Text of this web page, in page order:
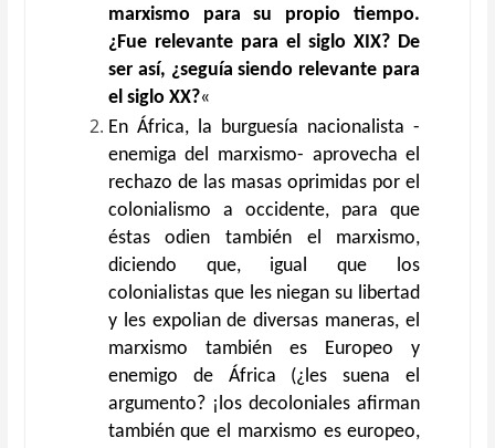
marxismo para su propio tiempo.
¿Fue relevante para el siglo XIX? De
ser así, ¿seguía siendo relevante para
el siglo XX?«
En África, la burguesía nacionalista -
enemiga del marxismo- aprovecha el
rechazo de las masas oprimidas por el
colonialismo a occidente, para que
éstas odien también el marxismo,
diciendo que, igual que los
colonialistas que les niegan su libertad
y les expolian de diversas maneras, el
marxismo también es Europeo y
enemigo de África (¿les suena el
argumento? ¡los decoloniales afirman
también que el marxismo es europeo,